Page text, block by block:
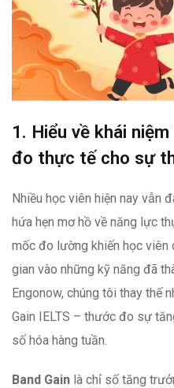
1. Hiểu về khái
đo thực tế cho sự
Nhiều học viên hiện nay vẫn
hứa hẹn mơ hồ về năng lực
mốc đo lường khiến học viên
gian vào những kỹ năng đã
Engonow, chúng tôi thay thế
Gain IELTS – thước đo sự
số hóa hàng tuần.
Band Gain là chỉ số tăng